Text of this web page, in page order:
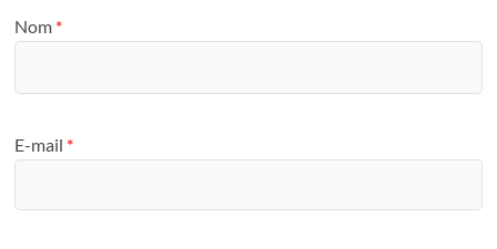
Nom *
E-mail *